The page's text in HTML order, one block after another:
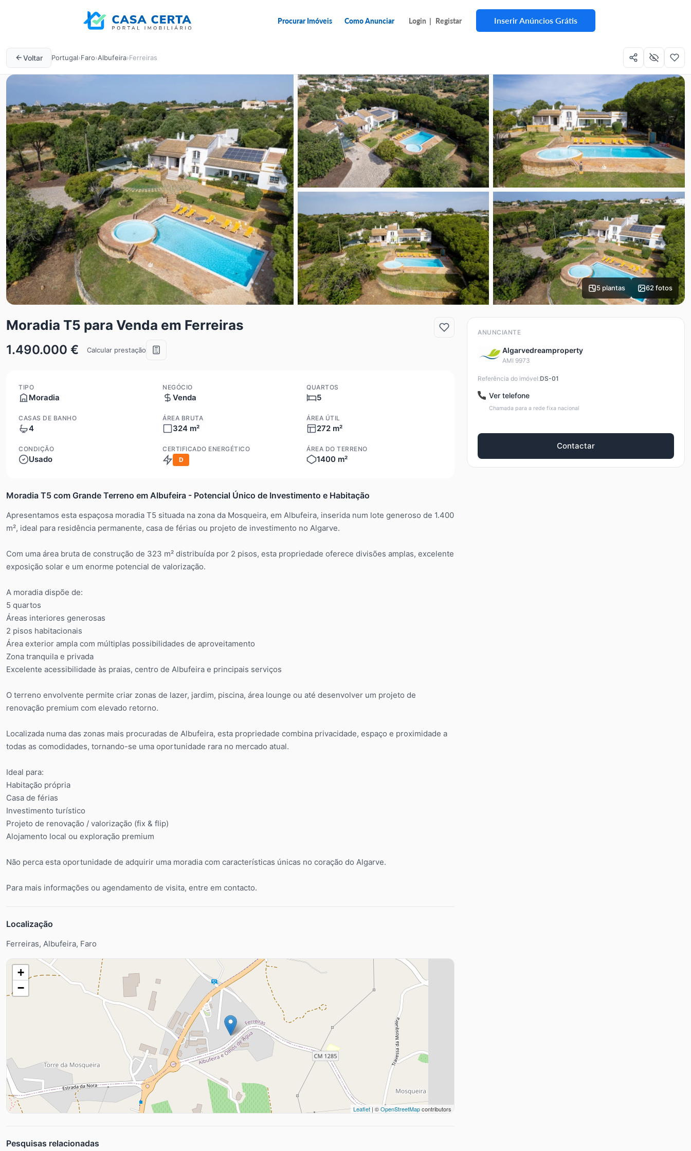
Procurar Imóveis Como Anunciar Login | Registar Inserir Anúncios Grátis
Voltar Portugal›Faro›Albufeira›Ferreiras
5 plantas 62 fotos
Moradia T5 para Venda em Ferreiras
1.490.000 € Calcular prestação
TIPO
Moradia
NEGÓCIO
Venda
QUARTOS
5
CASAS DE BANHO
4
ÁREA BRUTA
324 m²
ÁREA ÚTIL
272 m²
CONDIÇÃO
Usado
CERTIFICADO ENERGÉTICO
D
ÁREA DO TERRENO
1400 m²
Moradia T5 com Grande Terreno em Albufeira - Potencial Único de Investimento e Habitação
Apresentamos esta espaçosa moradia T5 situada na zona da Mosqueira, em Albufeira, inserida num lote generoso de 1.400
m², ideal para residência permanente, casa de férias ou projeto de investimento no Algarve.
Com uma área bruta de construção de 323 m² distribuída por 2 pisos, esta propriedade oferece divisões amplas, excelente
exposição solar e um enorme potencial de valorização.
A moradia dispõe de:
5 quartos
Áreas interiores generosas
2 pisos habitacionais
Área exterior ampla com múltiplas possibilidades de aproveitamento
Zona tranquila e privada
Excelente acessibilidade às praias, centro de Albufeira e principais serviços
O terreno envolvente permite criar zonas de lazer, jardim, piscina, área lounge ou até desenvolver um projeto de
renovação premium com elevado retorno.
Localizada numa das zonas mais procuradas de Albufeira, esta propriedade combina privacidade, espaço e proximidade a
todas as comodidades, tornando-se uma oportunidade rara no mercado atual.
Ideal para:
Habitação própria
Casa de férias
Investimento turístico
Projeto de renovação / valorização (fix & flip)
Alojamento local ou exploração premium
Não perca esta oportunidade de adquirir uma moradia com características únicas no coração do Algarve.
Para mais informações ou agendamento de visita, entre em contacto.
Localização
Ferreiras, Albufeira, Faro
+
−
Leaflet| ©OpenStreetMapcontributors
Pesquisas relacionadas
ANUNCIANTE
Algarvedreamproperty
AMI 9973
Referência do imóvel:DS-01
Ver telefone
Chamada para a rede fixa nacional
Contactar